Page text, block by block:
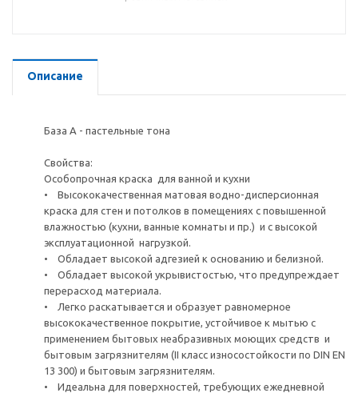
Описание
База A - пастельные тона
Свойства:
Особопрочная краска для ванной и кухни
• Высококачественная матовая водно-дисперсионная
краска для стен и потолков в помещениях с повышенной
влажностью (кухни, ванные комнаты и пр.) и с высокой
эксплуатационной нагрузкой.
• Обладает высокой адгезией к основанию и белизной.
• Обладает высокой укрывистостью, что предупреждает
перерасход материала.
• Легко раскатывается и образует равномерное
высококачественное покрытие, устойчивое к мытью с
применением бытовых неабразивных моющих средств и
бытовым загрязнителям (II класс износостойкости по DIN EN
13 300) и бытовым загрязнителям.
• Идеальна для поверхностей, требующих ежедневной